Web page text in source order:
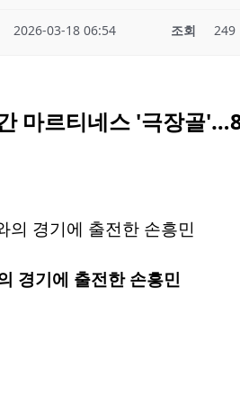
2026-03-18 06:54 조회 249
마르티네스 '극장골
경기에 출전한 손흥민